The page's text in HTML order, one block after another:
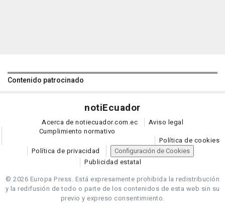
Contenido patrocinado
notiEcuador
Acerca de notiecuador.com.ec
Aviso legal
Cumplimiento normativo
Política de cookies
Política de privacidad
Configuración de Cookies
Publicidad estatal
© 2026 Europa Press. Está expresamente prohibida la redistribución
y la redifusión de todo o parte de los contenidos de esta web sin su
previo y expreso consentimiento.